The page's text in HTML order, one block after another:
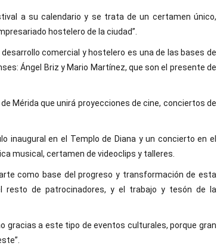
a su calendario y se trata de un certamen único,
hostelero de la ciudad”.
comercial y hostelero es una de las bases de
Ángel Briz y Mario Martínez, que son el presente de
Mérida que unirá proyecciones de cine, conciertos de
inaugural en el Templo de Diana y un concierto en el
musical, certamen de videoclips y talleres.
como base del progreso y transformación de esta
resto de patrocinadores, y el trabajo y tesón de la
gracias a este tipo de eventos culturales, porque gran